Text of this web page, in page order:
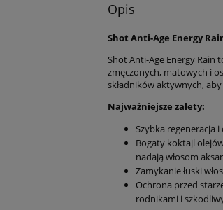
Opis
Shot Anti-Age Energy
Shot Anti-Age Energy Rain
zmęczonych, matowych i
składników aktywnych,
Najważniejsze zalety:
Szybka regeneracja
Bogaty koktajl
nadają włosom
Zamykanie łuski
Ochrona przed
rodnikami i